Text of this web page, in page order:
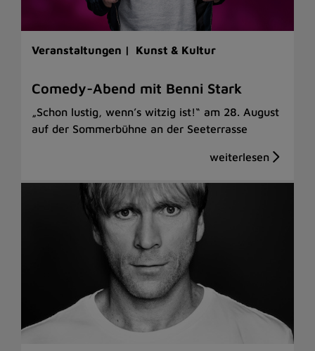
Veranstaltungen | Kunst & Kultur
Comedy-Abend mit Benni Stark
„Schon lustig, wenn’s witzig ist!“ am 28. August
auf der Sommerbühne an der Seeterrasse